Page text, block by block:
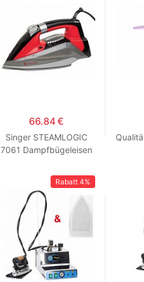
66.84 €
Singer STEAMLOGIC
7061 Dampfbügeleisen
Rabatt 4%